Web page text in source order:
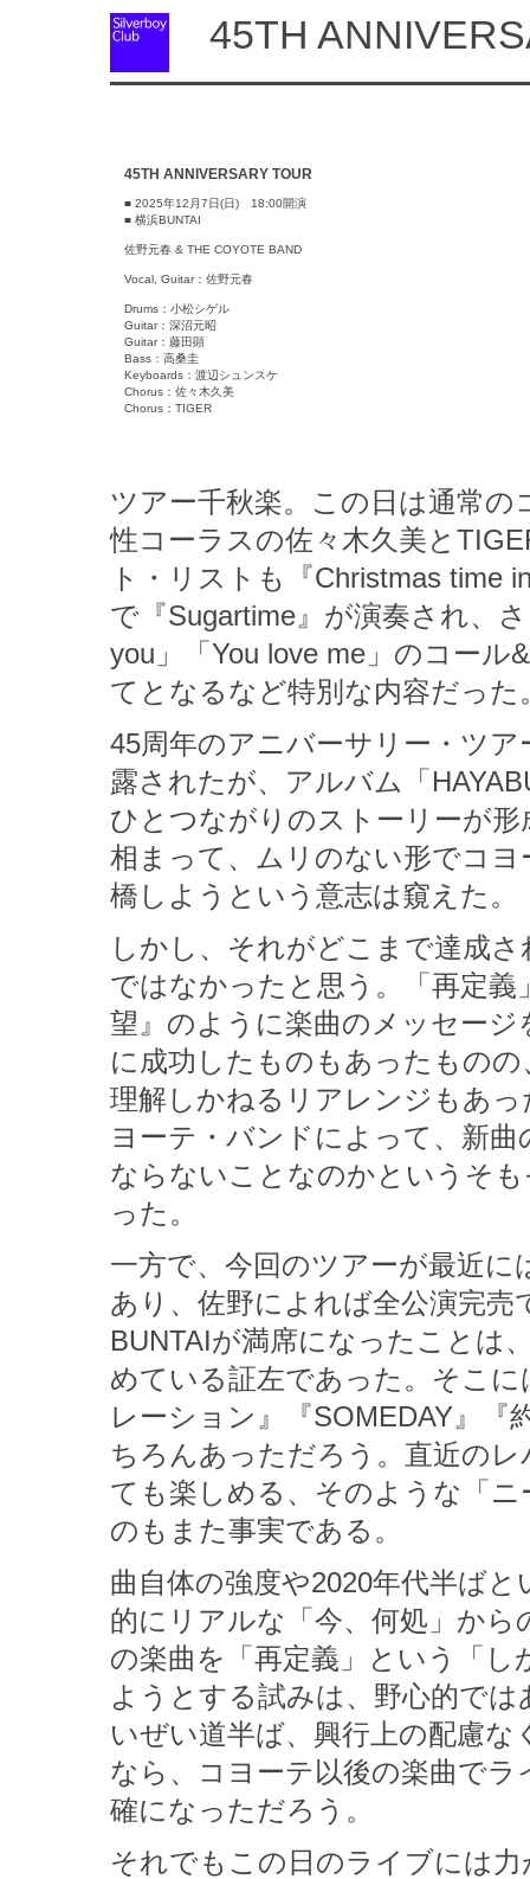
45TH
45TH ANNIVERSARY TOUR
■ 2025年12月7日(日) 18:00開演
■ 横浜BUNTAI
佐野元春 & THE COYOTE BAND
Vocal, Guitar：佐野元春
Drums：小松シゲル
Guitar：深沼元昭
Guitar：藤田顕
Bass：高桑圭
Keyboards：渡辺シュンスケ
Chorus：佐々木久美
Chorus：TIGER
ツアー千秋楽。この日は通常
性コーラスの佐々木久美と
ト・リストも『Christmas time
で『Sugartime』が演奏され、
you」「You love me」のコー
てとなるなど特別な内容だった
45周年のアニバーサリー・ツ
露されたが、アルバム「
ひとつながりのストーリーが
相まって、ムリのない形でコ
橋しようという意志は窺えた。
しかし、それがどこまで達成
ではなかったと思う。「再定
望』のように楽曲のメッセー
に成功したものもあったもの
理解しかねるリアレンジもあ
ヨーテ・バンドによって、新
ならないことなのかというそ
った。
一方で、今回のツアーが最近
あり、佐野によれば全公演完売
BUNTAIが満席になったことは
めている証左であった。そこ
レーション』『SOMEDAY』
ちろんあっただろう。直近の
ても楽しめる、そのような「
のもまた事実である。
曲自体の強度や2020年代半ば
的にリアルな「今、何処」か
の楽曲を「再定義」という「
ようとする試みは、野心的で
いぜい道半ば、興行上の配慮
なら、コヨーテ以後の楽曲で
確になっただろう。
それでもこの日のライブには